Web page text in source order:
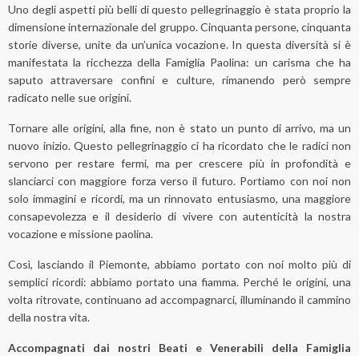
Uno degli aspetti più belli di questo pellegrinaggio è stata proprio la
dimensione internazionale del gruppo. Cinquanta persone, cinquanta
storie diverse, unite da un’unica vocazione. In questa diversità si è
manifestata la ricchezza della Famiglia Paolina: un carisma che ha
saputo attraversare confini e culture, rimanendo però sempre
radicato nelle sue origini.
Tornare alle origini, alla fine, non è stato un punto di arrivo, ma un
nuovo inizio. Questo pellegrinaggio ci ha ricordato che le radici non
servono per restare fermi, ma per crescere più in profondità e
slanciarci con maggiore forza verso il futuro. Portiamo con noi non
solo immagini e ricordi, ma un rinnovato entusiasmo, una maggiore
consapevolezza e il desiderio di vivere con autenticità la nostra
vocazione e missione paolina.
Così, lasciando il Piemonte, abbiamo portato con noi molto più di
semplici ricordi: abbiamo portato una fiamma. Perché le origini, una
volta ritrovate, continuano ad accompagnarci, illuminando il cammino
della nostra vita.
Accompagnati dai nostri Beati e Venerabili della Famiglia